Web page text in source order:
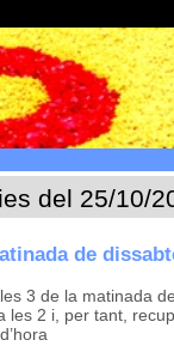
del 25/10/
de
3 de la matinada
les 2 i, per tant,